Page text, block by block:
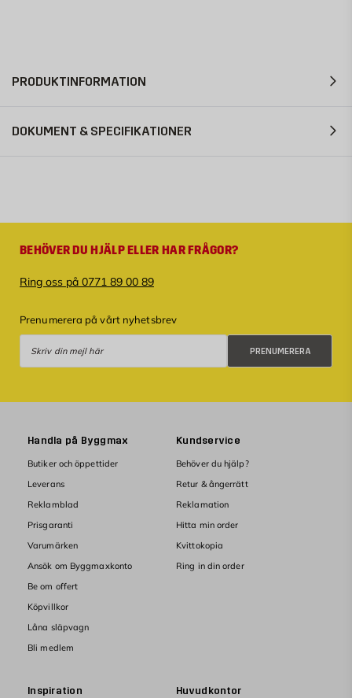
PRODUKTINFORMATION
DOKUMENT & SPECIFIKATIONER
BEHÖVER DU HJÄLP ELLER HAR FRÅGOR?
Ring oss på 0771 89 00 89
Prenumerera på vårt nyhetsbrev
PRENUMERERA
Huvudkontor
Handla på Byggmax
Butiker och öppettider
Leverans
Reklamblad
Prisgaranti
Varumärken
Ansök om Byggmaxkonto
Be om offert
Köpvillkor
Låna släpvagn
Bli medlem
Kundservice
Behöver du hjälp?
Retur & ångerrätt
Reklamation
Hitta min order
Kvittokopia
Ring in din order
Inspiration